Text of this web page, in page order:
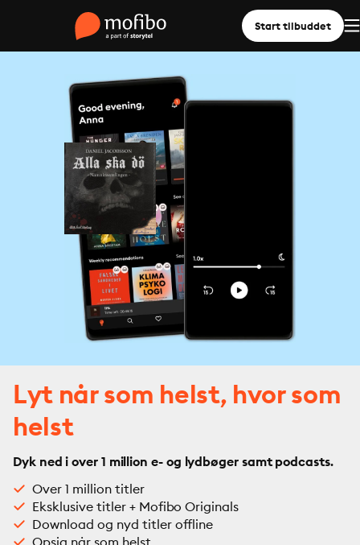
Start tilbuddet
Lyt når som helst, hvor som
helst
Dyk ned i over 1 million e- og lydbøger samt podcasts.
Over 1 million titler
Eksklusive titler + Mofibo Originals
Download og nyd titler offline
Opsig når som helst